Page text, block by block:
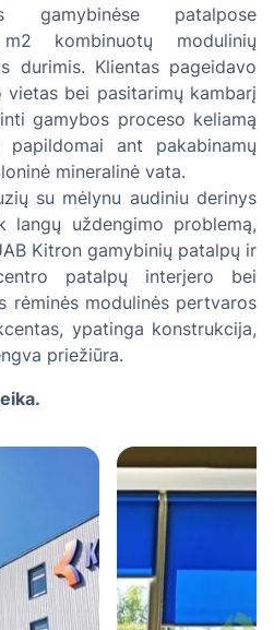
gamybinėse patalpose
kombinuotų modulinių
durimis. Klientas pageidavo
bei pasitarimų kambarį
gamybos proceso keliamą
ant pakabinamų
mineralinė vata.
su mėlynu audiniu derinys
langų uždengimo problemą,
Kitron gamybinių patalpų ir
patalpų interjero bei
rėminės modulinės pertvaros
ypatinga konstrukcija,
priežiūra.